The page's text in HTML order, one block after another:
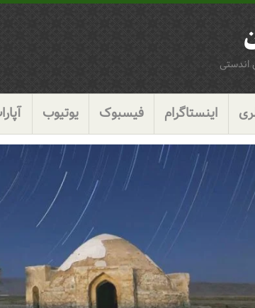
اینستاگرام فیسبوک یوتیوب